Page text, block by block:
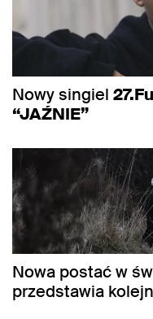
Nowy singiel
“JAŹNIE”
Nowa postać w
przedstawia